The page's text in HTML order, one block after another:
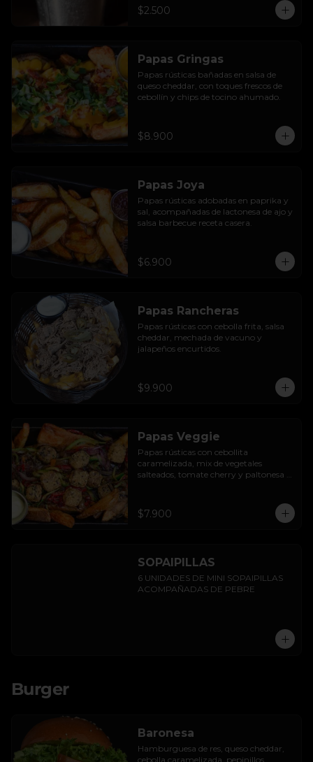
$2.500
Papas Gringas
Papas rústicas bañadas en salsa de
queso cheddar, con toques frescos de
cebollín y chips de tocino ahumado.
$8.900
Papas Joya
Papas rústicas adobadas en paprika y
sal, acompañadas de lactonesa de ajo y
salsa barbecue receta casera.
$6.900
Papas Rancheras
Papas rústicas con cebolla frita, salsa
cheddar, mechada de vacuno y
jalapeños encurtidos.
$9.900
Papas Veggie
Papas rústicas con cebollita
caramelizada, mix de vegetales
salteados, tomate cherry y paltonesa
$7.900
SOPAIPILLAS
6 UNIDADES DE MINI SOPAIPILLAS
ACOMPAÑADAS DE PEBRE
Burger
Baronesa
Hamburguesa de res, queso cheddar,
cebolla caramelizada, pepinillos,